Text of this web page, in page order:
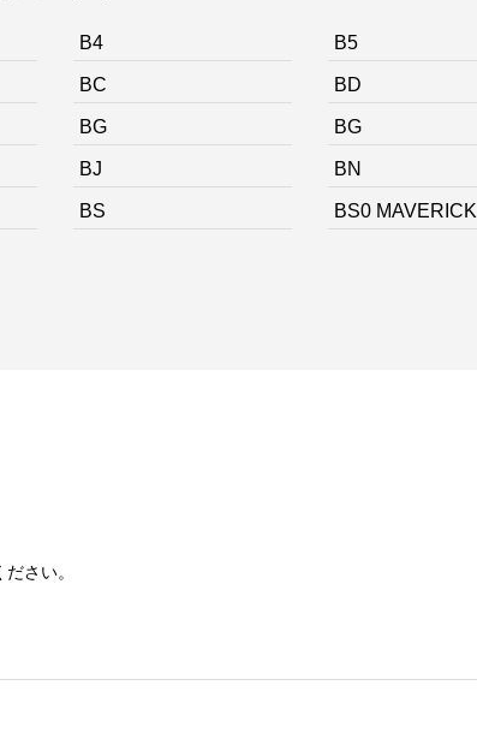
B4 B5
BC BD
BG BG
BJ BN
BS BS0 MAVERICK
さい。